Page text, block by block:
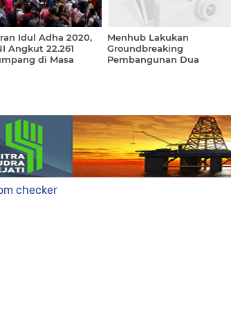
Idul Adha 2020,
Angkut 22.261
di Masa
Menhub Lakukan
Groundbreaking
Pembangunan Dua
checker